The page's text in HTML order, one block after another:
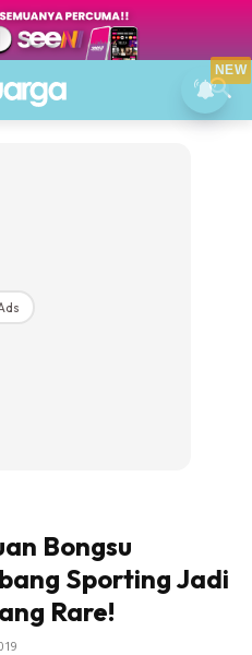
Bongsu
Sporting Jadi
Rare!
NEW